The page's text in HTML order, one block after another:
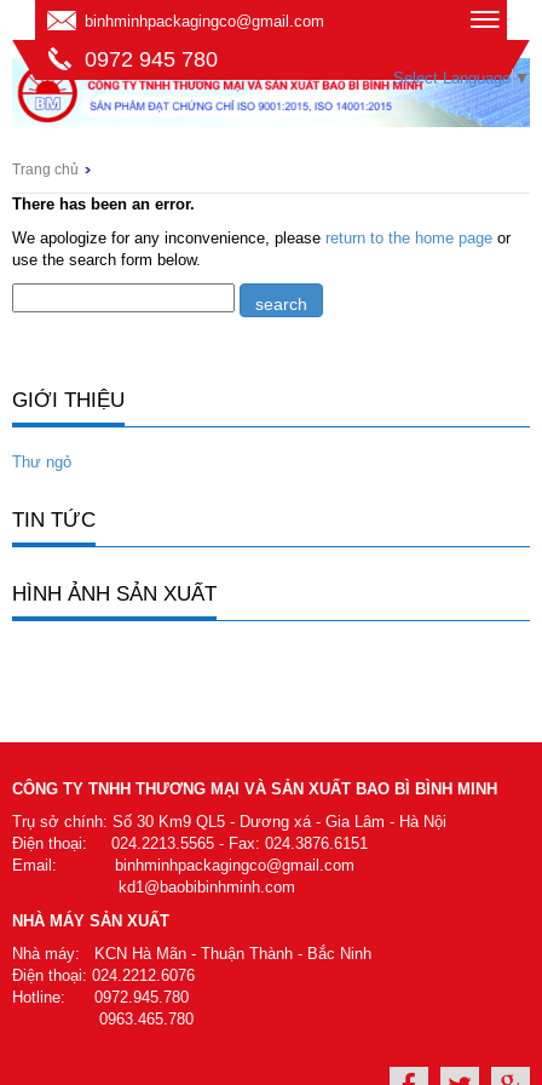
binhminhpackagingco@gmail.com
0972 945 780
Select Language ▼
Trang chủ
There has been an error.
We apologize for any inconvenience, please return to the home page or
use the search form below.
GIỚI THIỆU
Thư ngỏ
TIN TỨC
HÌNH ẢNH SẢN XUẤT
CÔNG TY TNHH THƯƠNG MẠI VÀ SẢN XUẤT BAO BÌ BÌNH MINH
Trụ sở chính: Số 30 Km9 QL5 - Dương xá - Gia Lâm - Hà Nội
Điện thoại: 024.2213.5565 - Fax: 024.3876.6151
Email: binhminhpackagingco@gmail.com
kd1@baobibinhminh.com
NHÀ MÁY SẢN XUẤT
Nhà máy: KCN Hà Mãn - Thuận Thành - Bắc Ninh
Điện thoại: 024.2212.6076
Hotline: 0972.945.780
0963.465.780